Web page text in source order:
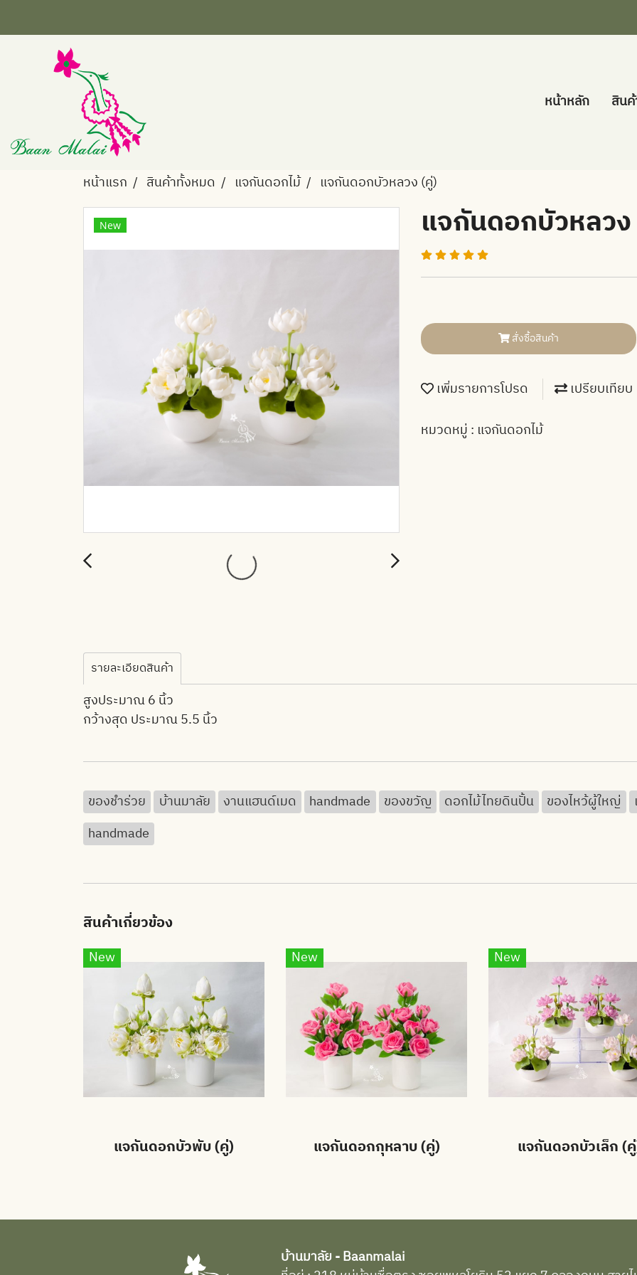
หน้าหลัก สิน
หน้าแรก สินค้าทั้งหมด แจกันดอกไม้ แจกันดอกบัวหลวง (คู่)
New แจกันดอกบัวหลว
สั่งซื้อสินค้า
เพิ่มรายการโปรด เปรียบเทียบ
หมวดหมู่ : แจกันดอกไม้
รายละเอียดสินค้า
สูงประมาณ 6 นิ้ว
กว้างสุด ประมาณ 5.5 นิ้ว
ของชำร่วย บ้านมาลัย งานแฮนด์เมด handmade ของขวัญ ดอกไม้ไทยดินปั้น ของไหว้ผู้ใหญ่
handmade
สินค้าเกี่ยวข้อง
New
แจกันดอกบัวพับ (คู่)
New
แจกันดอกกุหลาบ (คู่)
New
แจกันดอกบัวเล็ก (
บ้านมาลัย - Baanmalai